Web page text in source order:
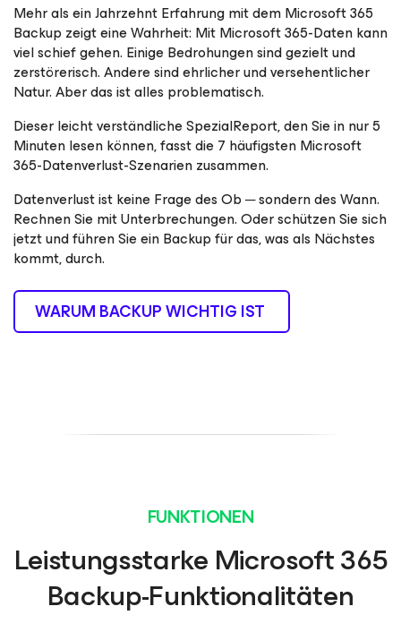
Mehr als ein Jahrzehnt Erfahrung mit dem Microsoft 365
Backup zeigt eine Wahrheit: Mit Microsoft 365-Daten kann
viel schief gehen. Einige Bedrohungen sind gezielt und
zerstörerisch. Andere sind ehrlicher und versehentlicher
Natur. Aber das ist alles problematisch.
Dieser leicht verständliche SpezialReport, den Sie in nur 5
Minuten lesen können, fasst die 7 häufigsten Microsoft
365-Datenverlust-Szenarien zusammen.
Datenverlust ist keine Frage des Ob ─ sondern des Wann.
Rechnen Sie mit Unterbrechungen. Oder schützen Sie sich
jetzt und führen Sie ein Backup für das, was als Nächstes
kommt, durch.
WARUM BACKUP WICHTIG IST
FUNKTIONEN
Leistungsstarke Microsoft 365
Backup-Funktionalitäten